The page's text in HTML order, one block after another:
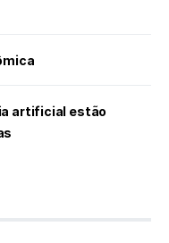
artificial estão